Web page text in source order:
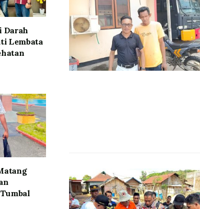
Darah
Lembata